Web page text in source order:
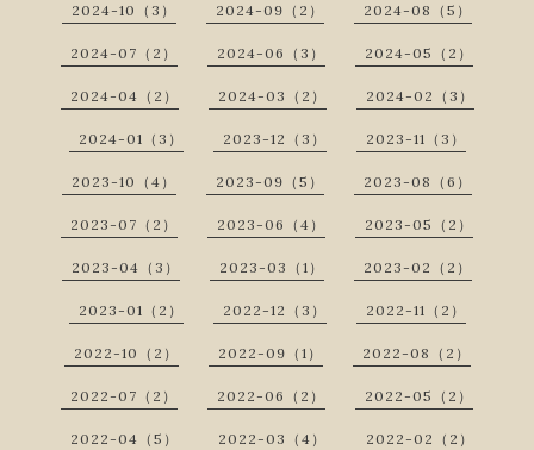
2024-10（3） 2024-09（2） 2024-08（5）
2024-07（2） 2024-06（3） 2024-05（2）
2024-04（2） 2024-03（2） 2024-02（3）
2024-01（3） 2023-12（3） 2023-11（3）
2023-10（4） 2023-09（5） 2023-08（6）
2023-07（2） 2023-06（4） 2023-05（2）
2023-04（3） 2023-03（1） 2023-02（2）
2023-01（2） 2022-12（3） 2022-11（2）
2022-10（2） 2022-09（1） 2022-08（2）
2022-07（2） 2022-06（2） 2022-05（2）
2022-04（5） 2022-03（4） 2022-02（2）